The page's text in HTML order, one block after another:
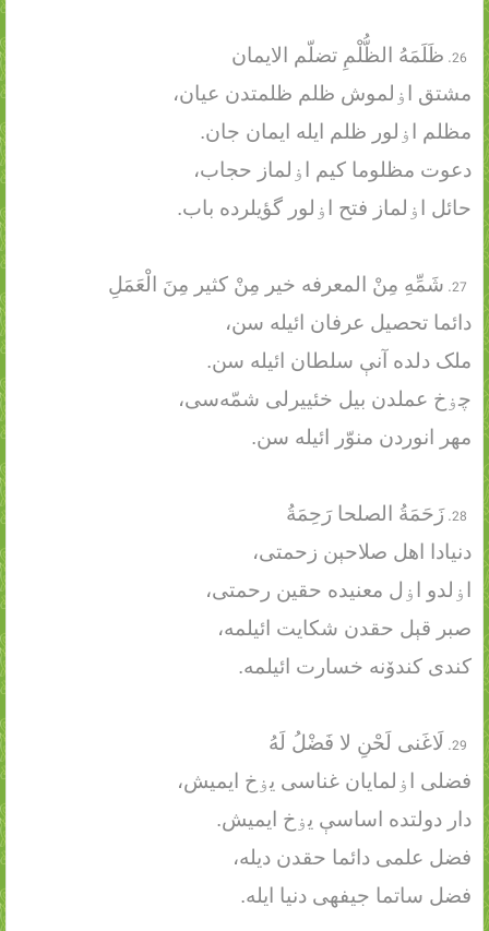
ظَلَمَهُ الظُّلْمِ تضلّم الایمان
مشتق اۏلموش ظلم ظلمتدن عیان،
مظلم اۏلور ظلم ایله ایمان جان.
دعوت مظلوما کیم اۏلماز حجاب،
حائل اۏلماز فتح اۏلور گؤیلرده باب.
شَمِّهِ مِنْ المعرفه خیر مِنْ کثیر مِنَ الْعَمَلِ
دائما تحصیل عرفان ائیله ‌سن،
ملک دلده آنې سلطان ائیله ‌سن.
چۏخ عملدن بیل خئییرلی شمّه‌سی،
مهر انوردن منوّر ائیله‌ سن.
زَحَمَةُ الصلحا رَحِمَةُ
دنیادا اهل صلاحېن زحمتی،
اۏلدو اۏل معنیده حقین رحمتی،
صبر قېل حقدن شکایت ائیلمه،
کندی کندۆنه خسارت ائیلمه.
لَاغَنی لَحْنِ لا فَضْلُ لَهُ
فضلی اۏلمایان غناسی یۏخ ایمیش،
دار دولتده اساسې یۏخ ایمیش.
فضل علمی دائما حقدن دیله،
فضل ساتما جیفهی دنیا ایله.